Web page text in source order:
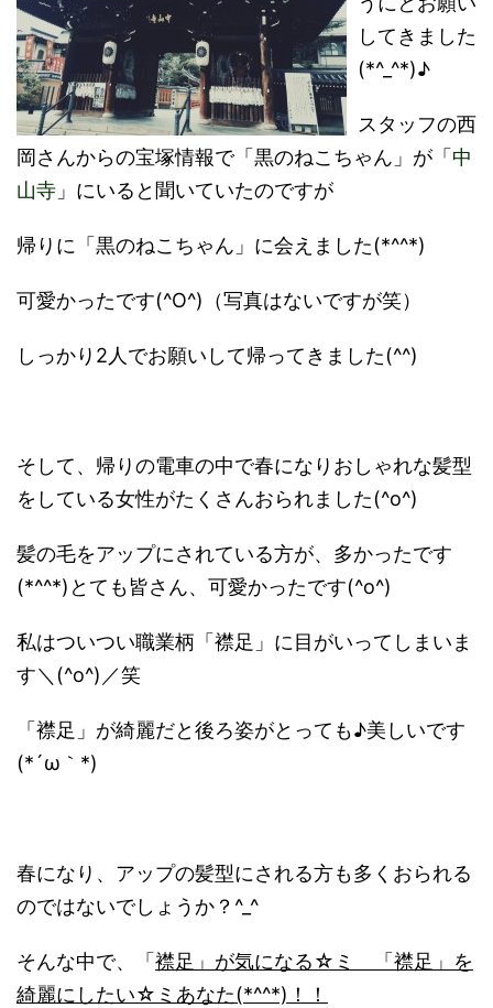
してきました
(*^_^*)♪
スタッフの西
岡さんからの宝塚情報で「黒のねこちゃん」が「 中
山寺 」にいると聞いていたのですが
帰りに「黒のねこちゃん」に会えました(*^^*)
可愛かったです(^O^)（写真はないですが笑）
しっかり2人でお願いして帰ってきました(^^)
そして、帰りの電車の中で春になりおしゃれな髪型
をしている女性がたくさんおられました(^o^)
髪の毛をアップにされている方が、多かったです
(*^^*)とても皆さん、可愛かったです(^o^)
私はついつい職業柄「襟足」に目がいってしまいま
す＼(^o^)／笑
「襟足」が綺麗だと後ろ姿がとっても♪美しいです
(*´ω｀*)
春になり、アップの髪型にされる方も多くおられる
のではないでしょうか？^_^
そんな中で、「 襟足」が気になる☆ミ 「襟足」を
綺麗にしたい☆ミあなた(*^^*)！！